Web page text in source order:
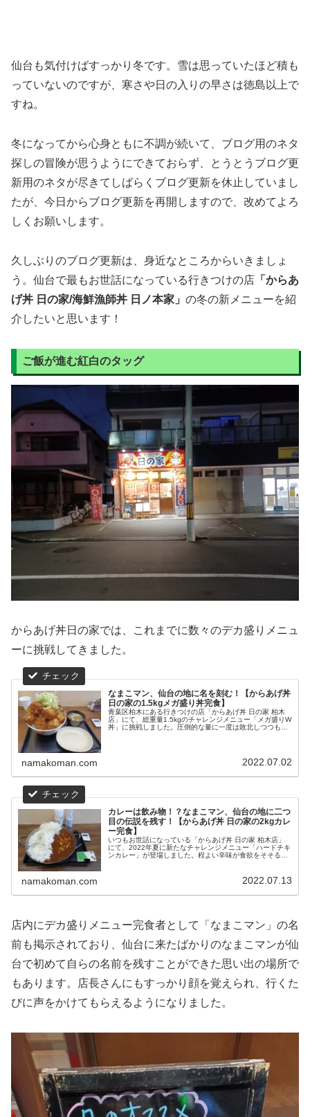
仙台も気付けばすっかり冬です。雪は思っていたほど積も
っていないのですが、寒さや日の入りの早さは徳島以上で
すね。
冬になってから心身ともに不調が続いて、ブログ用のネタ
探しの冒険が思うようにできておらず、とうとうブログ更
新用のネタが尽きてしばらくブログ更新を休止していまし
たが、今日からブログ更新を再開しますので、改めてよろ
しくお願いします。
久しぶりのブログ更新は、身近なところからいきましょ
う。仙台で最もお世話になっている行きつけの店 「からあ
げ丼 日の家/海鮮漁師丼 日ノ本家」 の冬の新メニューを紹
介したいと思います！
ご飯が進む紅白のタッグ
からあげ丼日の家では、これまでに数々のデカ盛りメニュ
ーに挑戦してきました。
なまこマン、仙台の地に名を刻む！【からあげ丼
日の家の1.5kgメガ盛り丼完食】
青葉区柏木にある行きつけの店「からあげ丼 日の家 柏木
店」にて、総重量1.5kgのチャレンジメニュー「メガ盛りW
丼」に挑戦しました。圧倒的な量に一度は敗北しつつも、
namakoman.com 2022.07.02
カレーは飲み物！？なまこマン、仙台の地に二つ
目の伝説を残す！【からあげ丼 日の家の2kgカレ
ー完食】
いつもお世話になっている「からあげ丼 日の家 柏木店」
にて、2022年夏に新たなチャレンジメニュー「ハードチキ
ンカレー」が登場しました。程よい辛味が食欲をそそる、
namakoman.com 2022.07.13
店内にデカ盛りメニュー完食者として「なまこマン」の名
前も掲示されており、仙台に来たばかりのなまこマンが仙
台で初めて自らの名前を残すことができた思い出の場所で
もあります。店長さんにもすっかり顔を覚えられ、行くた
びに声をかけてもらえるようになりました。